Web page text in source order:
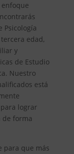
Psicología
edad,
y
de Estudio
Nuestro
está
lograr
de forma
para que más